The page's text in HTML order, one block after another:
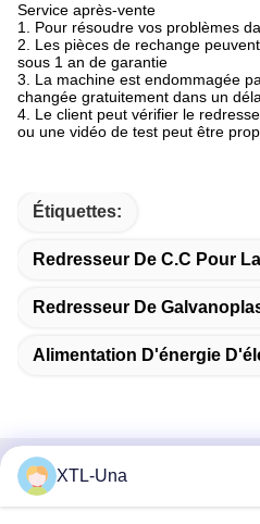
Service après-vente
1. Pour résoudre vos problèmes
2. Les pièces de rechange
sous 1 an de garantie
3. La machine est endommagée
changée gratuitement dans un
4. Le client peut vérifier le
ou une vidéo de test peut être
Étiquettes:
Redresseur De C.C Pour
Redresseur De
Alimentation D'énergie
Contactez rapidement
XTL-Una